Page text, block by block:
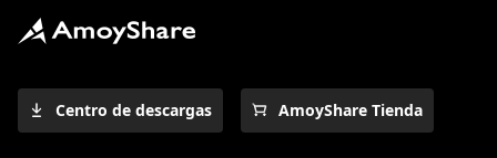
Centro de descargas AmoyShare Tienda